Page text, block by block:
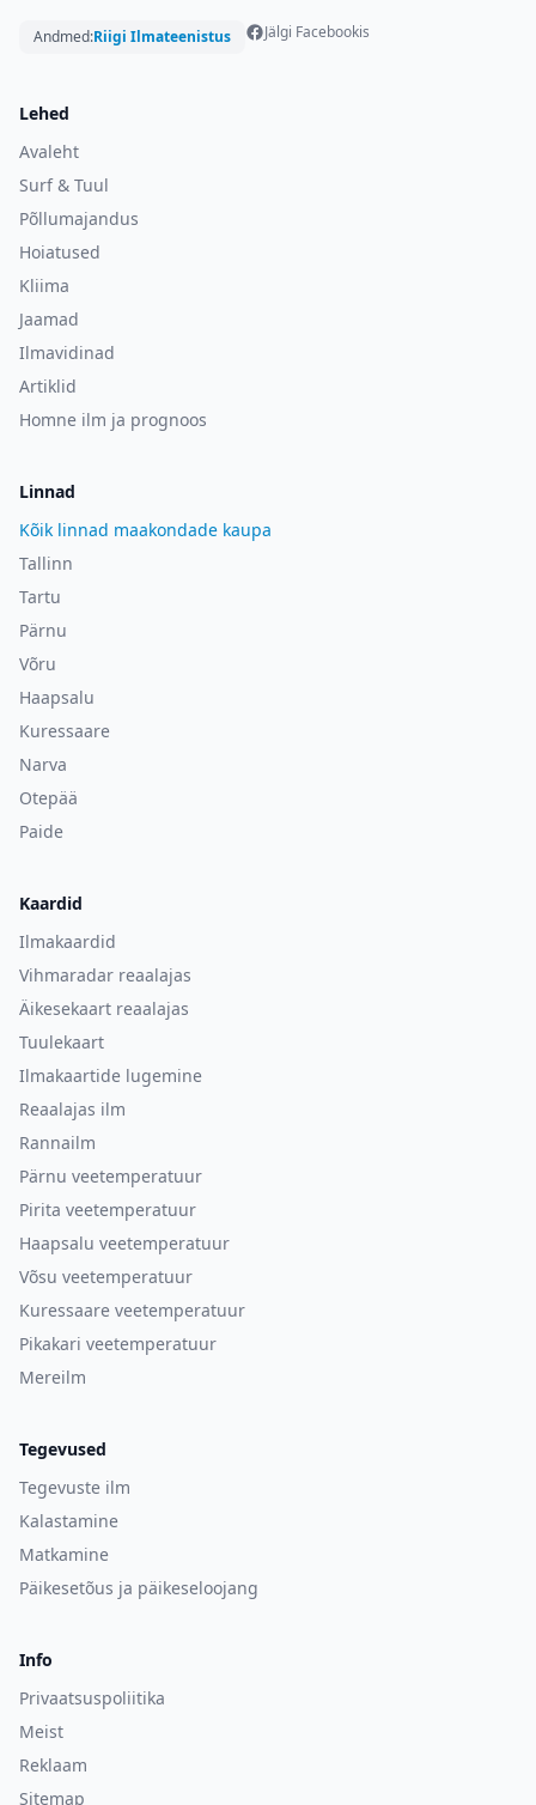
Andmed:Riigi Ilmateenistus Jälgi Facebookis
Lehed
Avaleht
Surf & Tuul
Põllumajandus
Hoiatused
Kliima
Jaamad
Ilmavidinad
Artiklid
Homne ilm ja prognoos
Linnad
Kõik linnad maakondade kaupa
Tallinn
Tartu
Pärnu
Võru
Haapsalu
Kuressaare
Narva
Otepää
Paide
Kaardid
Ilmakaardid
Vihmaradar reaalajas
Äikesekaart reaalajas
Tuulekaart
Ilmakaartide lugemine
Reaalajas ilm
Rannailm
Pärnu veetemperatuur
Pirita veetemperatuur
Haapsalu veetemperatuur
Võsu veetemperatuur
Kuressaare veetemperatuur
Pikakari veetemperatuur
Mereilm
Tegevused
Tegevuste ilm
Kalastamine
Matkamine
Päikesetõus ja päikeseloojang
Info
Privaatsuspoliitika
Meist
Reklaam
Sitemap